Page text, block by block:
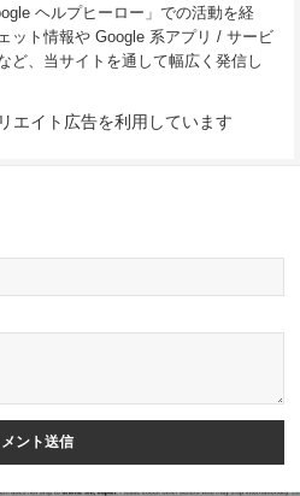
ヘルプヒーロー」での活動を経
ット情報や Google 系アプリ / サービ
ど、当サイトを通して幅広く発信し
エイト広告を利用しています